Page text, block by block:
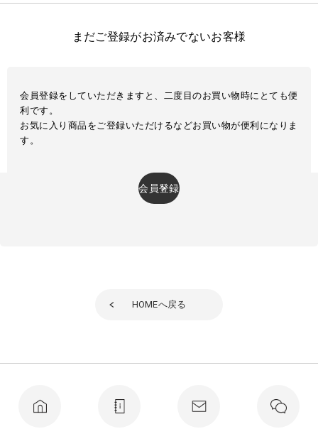
まだご登録がお済みでないお客様
会員登録をしていただきますと、二度目のお買い物時にとても便
利です。
お気に入り商品をご登録いただけるなどお買い物が便利になりま
す。
会員登録
HOMEへ戻る